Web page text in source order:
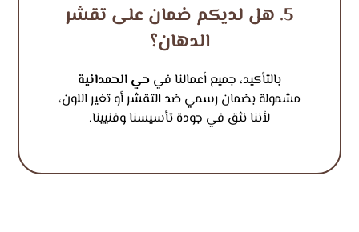
5. هل لديكم ضمان على تقشر
الدهان؟
بالتأكيد، جميع أعمالنا في حي الحمدانية
مشمولة بضمان رسمي ضد التقشر أو تغير اللون،
لأننا نثق في جودة تأسيسنا وفنيينا.